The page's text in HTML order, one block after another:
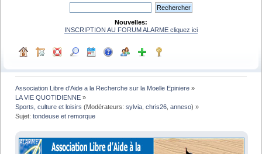
Nouvelles:
INSCRIPTION AU FORUM ALARME cliquez ici
Association Libre d'Aide a la Recherche sur la Moelle Epiniere »
LA VIE QUOTIDIENNE »
Sports, culture et loisirs (Modérateurs:sylvia ,chris26 ,anneso) »
Sujet:tondeuse et remorque